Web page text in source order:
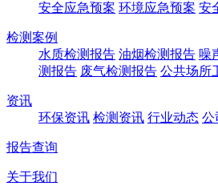
安全应急预案 环境应急预案 安
检测案例
水质检测报告 油烟检测报告 噪
测报告 废气检测报告 公共场所
资讯
环保资讯 检测资讯 行业动态 公
报告查询
关于我们